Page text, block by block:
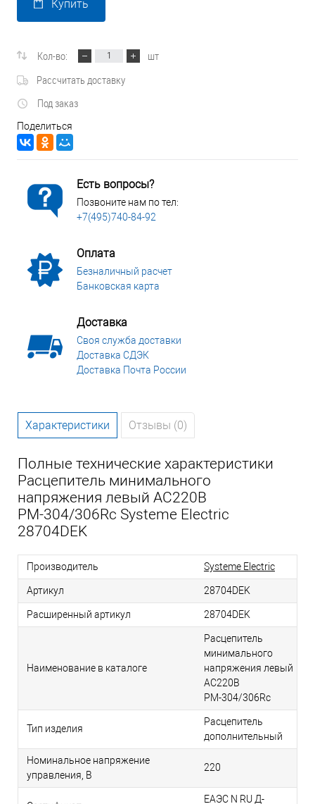
Купить
Кол-во:
шт
Рассчитать доставку
Под заказ
Поделиться
Есть вопросы?
Позвоните нам по тел:
+7(495)740-84-92
Оплата
Безналичный расчет
Банковская карта
Доставка
Своя служба доставки
Доставка СДЭК
Доставка Почта России
Характеристики Отзывы (0)
Полные технические характеристики
Расцепитель минимального
напряжения левый AC220В
РМ-304/306Rc Systeme Electric
28704DEK
Производитель Systeme Electric
Артикул 28704DEK
Расширенный артикул 28704DEK
Наименование в каталоге
Расцепитель
минимального
напряжения левый
AC220В
РМ-304/306Rc
Тип изделия
Расцепитель
дополнительный
Номинальное напряжение
управления, В
220
ЕАЭС N RU Д-